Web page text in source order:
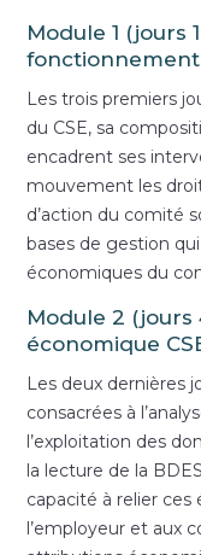
Module 1 (jours
fonctionnement
Les trois premiers
du CSE, sa
encadrent ses
mouvement les
d’action du comité
bases de gestion
économiques du
Module 2 (jours
économique
Les deux dernières
consacrées à
l’exploitation des
la lecture de la
capacité à relier ces
l’employeur et aux